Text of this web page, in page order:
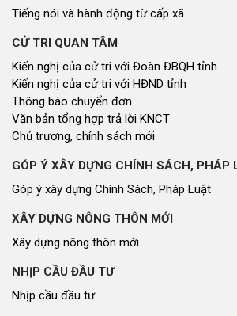
Tiếng nói và hành động từ cấp xã
CỬ TRI QUAN TÂM
Kiến nghị của cử tri với Đoàn ĐBQH tỉnh
Kiến nghị của cử tri với HĐND tỉnh
Thông báo chuyển đơn
Văn bản tổng hợp trả lời KNCT
Chủ trương, chính sách mới
GÓP Ý XÂY DỰNG CHÍNH SÁCH, PHÁP
Góp ý xây dựng Chính Sách, Pháp Luật
XÂY DỰNG NÔNG THÔN MỚI
Xây dựng nông thôn mới
NHỊP CẦU ĐẦU TƯ
Nhịp cầu đầu tư